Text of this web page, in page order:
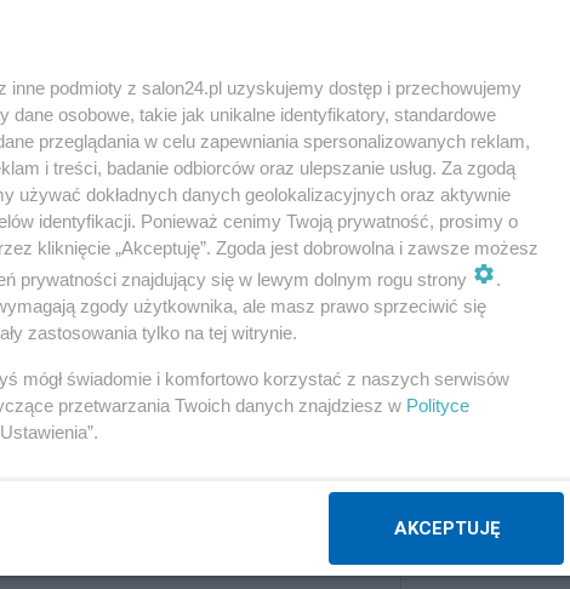
Pfizer sprzedaje po 12 dolarów za
tymi dawkami, to niech ją poda. Bo ja
details-on-big-pharmas-immunity-
inne podmioty z salon24.pl uzyskujemy dostęp i przechowujemy
dane osobowe, takie jak unikalne identyfikatory, standardowe
przeglądania w celu zapewniania spersonalizowanych reklam,
i treści, badanie odbiorców oraz ulepszanie usług. Za zgodą
używać dokładnych danych geolokalizacyjnych oraz aktywnie
identyfikacji. Ponieważ cenimy Twoją prywatność, prosimy o
kliknięcie „Akceptuję”. Zgoda jest dobrowolna i zawsze możesz
prywatności znajdujący się w lewym dolnym rogu strony
.
zgody użytkownika, ale masz prawo sprzeciwić się
zastosowania tylko na tej witrynie.
mógł świadomie i komfortowo korzystać z naszych serwisów
przetwarzania Twoich danych znajdziesz w Polityce
AKCEPTUJĘ